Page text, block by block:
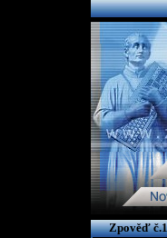
Zpověď